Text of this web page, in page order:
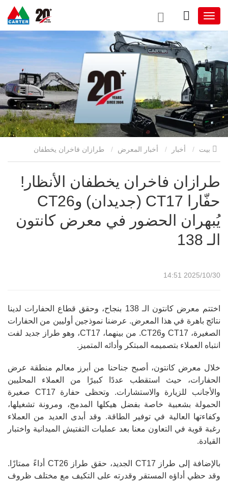
أخبار أخبار المعرض طرازان فاخران يخطفان
الأنظار! حفّارا CT17 (جديدان) وCT26 يُبهران الحضور في معرض
كانتون الـ 138
طرازان فاخران يخطفان الأنظار!
حفّارا CT17 (جديدان) وCT26
يُبهران الحضور في معرض كانتون
الـ 138
2025/10/30 14:51
اختتم معرض كانتون الـ 138 بنجاح، وحقق قطاع الحفارات لدينا
نتائج باهرة في هذا المعرض. عرضنا نموذجين أوليين من الحفارات
الصغيرة، CT17 وCT26. من بينهما، CT17، وهو طراز جديد لفت
انتباه العملاء بتصميمه المبتكر وأدائه المتميز.
خلال معرض كانتون، أصبح جناحنا من أبرز معالم منطقة عرض
الحفارات، حيث استقطب عددًا كبيرًا من العملاء المحليين
والأجانب للزيارة والاستشارات. وتحظى حفارة CT17 صغيرة
الحمولة بشعبية خاصة بفضل هيكلها المدمج، ومرونة تشغيلها،
وكفاءتها العالية في توفير الطاقة. وقد أبدى العديد من العملاء
رغبة قوية في التعاون معنا بعد عمليات التفتيش الميدانية واختبار
القيادة.
بالإضافة إلى طراز CT17 الجديد، حقق طراز CT26 أداءً ممتازًا.
وقد حظي أداؤه المستقر وقدرته على التكيف مع مختلف ظروف